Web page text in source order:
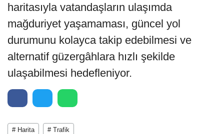
haritasıyla vatandaşların ulaşımda
mağduriyet yaşamaması, güncel yol
durumunu kolayca takip edebilmesi ve
alternatif güzergâhlara hızlı şekilde
ulaşabilmesi hedefleniyor.
# Harita # Trafik